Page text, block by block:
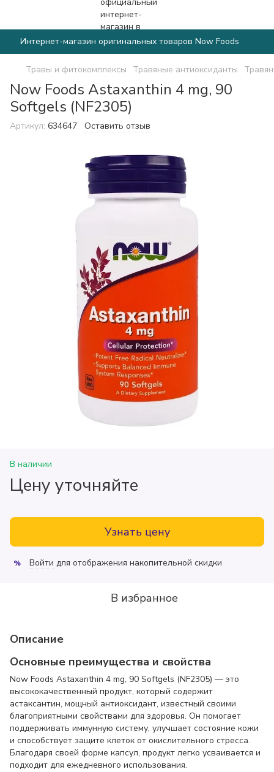
Интернет-магазин оригинальных товаров Now Foods
Травы и фитокомплексы Травяные антиоксиданты
Now Foods Astaxanthin 4 mg, 90
Softgels (NF2305)
Артикул: 634647 Оставить отзыв
В наличии
Цену уточняйте
Узнать цену
% Войти для отображения накопительной скидки
В избранное
Описание
Основные преимущества и свойства
Now Foods Astaxanthin 4 mg, 90 Softgels (NF2305) — это
высококачественный продукт, который содержит
астаксантин, мощный антиоксидант, известный своими
благоприятными свойствами для здоровья. Он помогает
поддерживать иммунную систему, улучшает состояние кожи
и способствует защите клеток от окислительного стресса.
Благодаря своей форме капсул, продукт легко усваивается и
подходит для ежедневного использования.